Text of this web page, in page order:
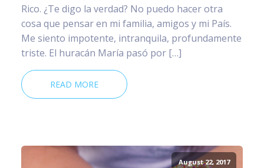
Rico. ¿Te digo la verdad? No puedo hacer otra
cosa que pensar en mi familia, amigos y mi País.
Me siento impotente, intranquila, profundamente
triste. El huracán María pasó por […]
READ MORE
August 22, 2017